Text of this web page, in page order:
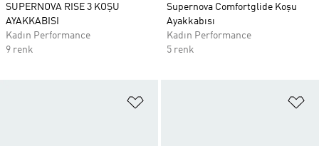
SUPERNOVA RISE 3 KOŞU
AYAKKABISI
Kadın Performance
9 renk
Supernova Comfortglide Koşu
Ayakkabısı
Kadın Performance
5 renk